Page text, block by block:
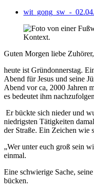
wit_gong_sw_-
Guten Morgen liebe Zuhörer,
heute ist Gründonnerstag.
Abend für Jesus und seine
Abend vor ca, 2000 Jahren
es bedeutet ihm
Er bückte sich nieder und
niedrigsten Tätigkeiten
der Straße. Ein Zeichen wie
„Wer unter euch groß sein
einmal.
Eine schwierige Sache,
bücken.